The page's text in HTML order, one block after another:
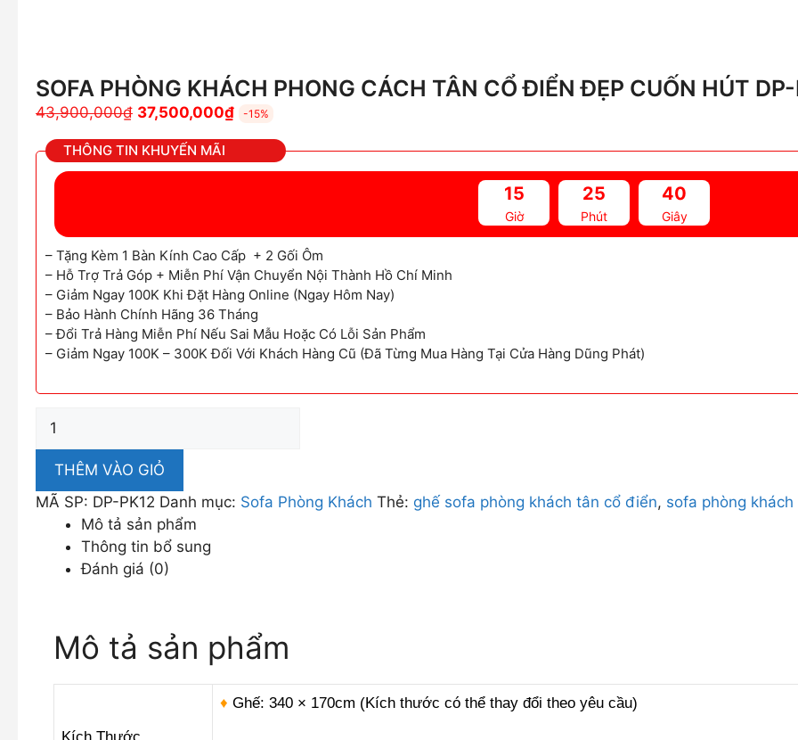
SOFA PHÒNG KHÁCH PHONG CÁCH TÂN CỔ ĐIỂN ĐẸP CUỐN HÚT
43,900,000₫ Giá
là:
37,500,000₫Giá
-15%
THÔNG TIN KHUYẾN MÃI
15
Giờ
25
Phút
38
Giây
– Tặng Kèm 1 Bàn Kính Cao Cấp + 2 Gối Ôm
– Hỗ Trợ Trả Góp + Miễn Phí Vận Chuyển Nội Thành Hồ Chí Minh
– Giảm Ngay 100K Khi Đặt Hàng Online (Ngay Hôm Nay)
– Bảo Hành Chính Hãng 36 Tháng
– Đổi Trả Hàng Miễn Phí Nếu Sai Mẫu Hoặc Có Lỗi Sản Phẩm
– Giảm Ngay 100K – 300K Đối Với Khách Hàng Cũ (Đã Từng Mua Hàng Tại Cửa Hàng Dũng Phát)
Phòng
Khách
Cách
Điển
Hút
DP-
PK12
lượng
THÊM VÀO GIỎ
MÃ SP: DP-PK12 Danh mục: Sofa Phòng Khách Thẻ: ghế sofa phòng khách tân cổ điển, sofa phòng
Mô tả sản phẩm
Thông tin bổ sung
Đánh giá (0)
Mô tả sản phẩm
Kích Thước
♦ Ghế: 340 × 170cm (Kích thước có thể thay đổi theo yêu cầu)